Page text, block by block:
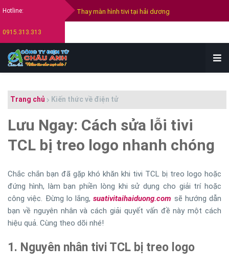
Hotline:
0915.313.313
Thay màn hình tivi Samsung
Thu mua tivi cũ hỏng tại hải dương
Trang chủ Kiến thức về điện tử
Lưu Ngay: Cách sửa lỗi tivi
TCL bị treo logo nhanh chóng
Chắc chắn bạn đã gặp khó khăn khi tivi TCL bị treo logo hoặc
đứng hình, làm bạn phiền lòng khi sử dụng cho giải trí hoặc
công việc. Đừng lo lắng,suativitaihaiduong.com sẽ hướng dẫn
bạn về nguyên nhân và cách giải quyết vấn đề này một cách
hiệu quả. Cùng theo dõi nhé!
1. Nguyên nhân tivi TCL bị treo logo